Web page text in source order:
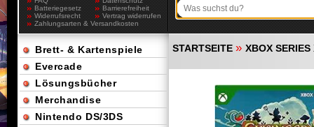
Batteriegesetz
Barrierefreiheit
Widerrufsrecht
Vertrag widerrufen
Zahlungsarten & Versandkosten
STARTSEITE » XBOX SERIES
Brett- & Kartenspiele
Evercade
Lösungsbücher
Merchandise
Nintendo DS/3DS